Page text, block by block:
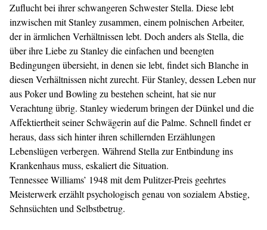
Zuflucht bei ihrer schwangeren Schwester Stella. Diese lebt
inzwischen mit Stanley zusammen, einem polnischen Arbeiter,
der in ärmlichen Verhältnissen lebt. Doch anders als Stella, die
über ihre Liebe zu Stanley die einfachen und beengten
Bedingungen übersieht, in denen sie lebt, findet sich Blanche in
diesen Verhältnissen nicht zurecht. Für Stanley, dessen Leben nur
aus Poker und Bowling zu bestehen scheint, hat sie nur
Verachtung übrig. Stanley wiederum bringen der Dünkel und die
Affektiertheit seiner Schwägerin auf die Palme. Schnell findet er
heraus, dass sich hinter ihren schillernden Erzählungen
Lebenslügen verbergen. Während Stella zur Entbindung ins
Krankenhaus muss, eskaliert die Situation.
Tennessee Williams’ 1948 mit dem Pulitzer-Preis geehrtes
Meisterwerk erzählt psychologisch genau von sozialem Abstieg,
Sehnsüchten und Selbstbetrug.